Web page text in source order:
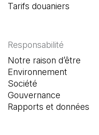
Tarifs douaniers
Responsabilité
Notre raison d’être
Environnement
Société
Gouvernance
Rapports et données